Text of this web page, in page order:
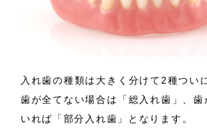
入れ歯の種類は大きく分けて2種つい
歯が全てない場合は「総入れ歯」、歯
いれば「部分入れ歯」となります。